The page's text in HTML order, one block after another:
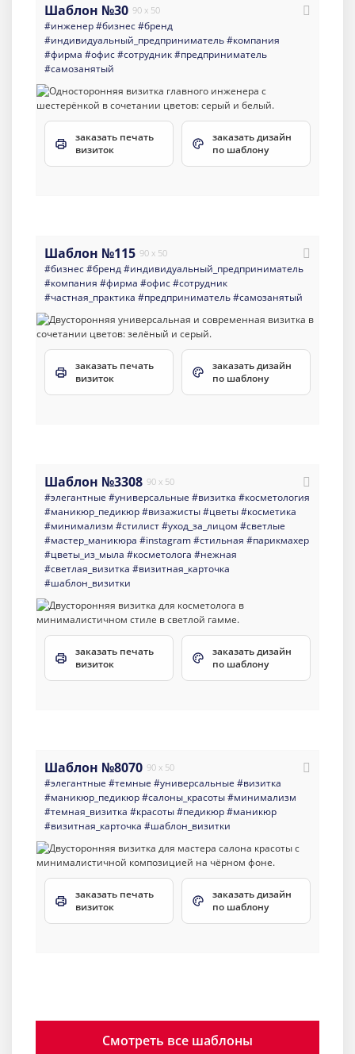
Шаблон №30 90 x 50
#инженер#бизнес#бренд
#индивидуальный_предприниматель#компания
#фирма #офис#сотрудник#предприниматель
#самозанятый
заказать печать
визиток
заказать дизайн
по шаблону
Шаблон №115 90 x 50
#бизнес#бренд#индивидуальный_предприниматель
#компания #фирма #офис#сотрудник
#частная_практика #предприниматель#самозанятый
заказать печать
визиток
заказать дизайн
по шаблону
Шаблон №3308 90 x 50
#элегантные #универсальные #визитка #косметология
#маникюр_педикюр#визажисты#цветы#косметика
#минимализм #стилист#уход_за_лицом #светлые
#мастер_маникюра #instagram#стильная #парикмахер
#цветы_из_мыла #косметолога #нежная
#светлая_визитка #визитная_карточка
#шаблон_визитки
заказать печать
визиток
заказать дизайн
по шаблону
Шаблон №8070 90 x 50
#элегантные #темные #универсальные #визитка
#маникюр_педикюр#салоны_красоты#минимализм
#темная_визитка #красоты#педикюр#маникюр
#визитная_карточка #шаблон_визитки
заказать печать
визиток
заказать дизайн
по шаблону
Смотреть все шаблоны